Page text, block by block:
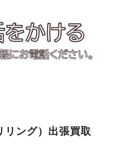
リング）出張買取